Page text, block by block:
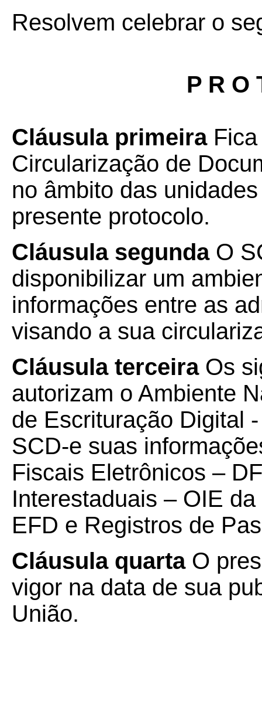
Resolvem celebrar o
P R O
Cláusula primeiraFica
Circularização de
no âmbito das
presente protocolo.
Cláusula segundaO
disponibilizar um
informações entre as
visando a sua
Cláusula terceira Os
autorizam o Ambiente
de Escrituração Digital
SCD-e suas
Fiscais Eletrônicos –
Interestaduais – OIE
EFD e Registros de
Cláusula quartaO
vigor na data de sua
União.